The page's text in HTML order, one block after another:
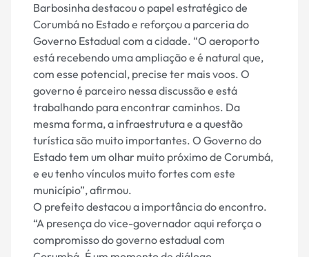
Barbosinha destacou o papel estratégico de
Corumbá no Estado e reforçou a parceria do
Governo Estadual com a cidade. “O aeroporto
está recebendo uma ampliação e é natural que,
com esse potencial, precise ter mais voos. O
governo é parceiro nessa discussão e está
trabalhando para encontrar caminhos. Da
mesma forma, a infraestrutura e a questão
turística são muito importantes. O Governo do
Estado tem um olhar muito próximo de Corumbá,
e eu tenho vínculos muito fortes com este
município”, afirmou.
O prefeito destacou a importância do encontro.
“A presença do vice-governador aqui reforça o
compromisso do governo estadual com